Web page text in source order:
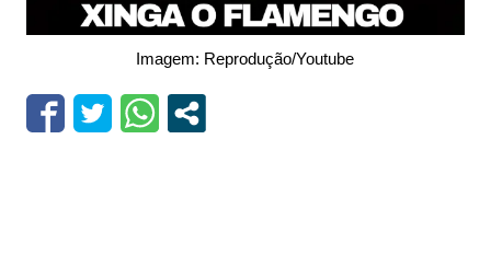
Imagem: Reprodução/Youtube